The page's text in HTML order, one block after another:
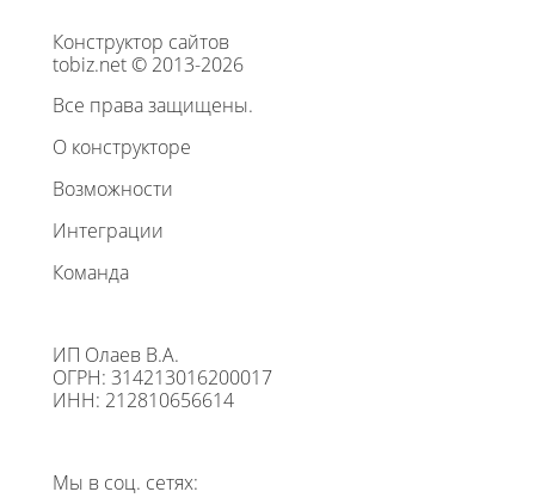
Конструктор сайтов
tobiz.net © 2013-2026
Все права защищены.
О конструкторе
Возможности
Интеграции
Команда
ИП Олаев В.А.
ОГРН: 314213016200017
ИНН: 212810656614
Мы в соц. сетях: